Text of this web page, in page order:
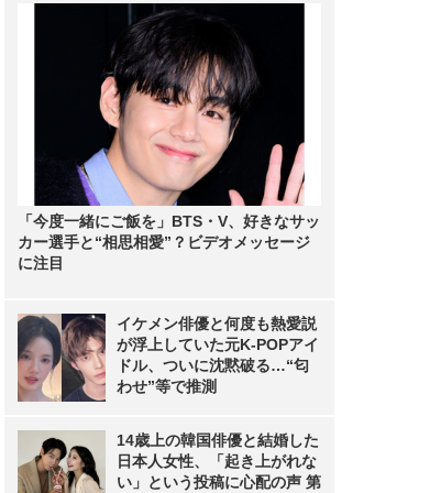
「今度一緒にご飯を」BTS・V、好きなサッ
カー選手と“相思相愛”？ビデオメッセージ
に注目
イケメン俳優と何度も熱愛説
が浮上していた元K-POPアイ
ドル、ついに沈黙破る…“匂
わせ”等で推測
14歳上の韓国俳優と結婚した
日本人女性、「起き上がれな
い」という投稿に心配の声 第